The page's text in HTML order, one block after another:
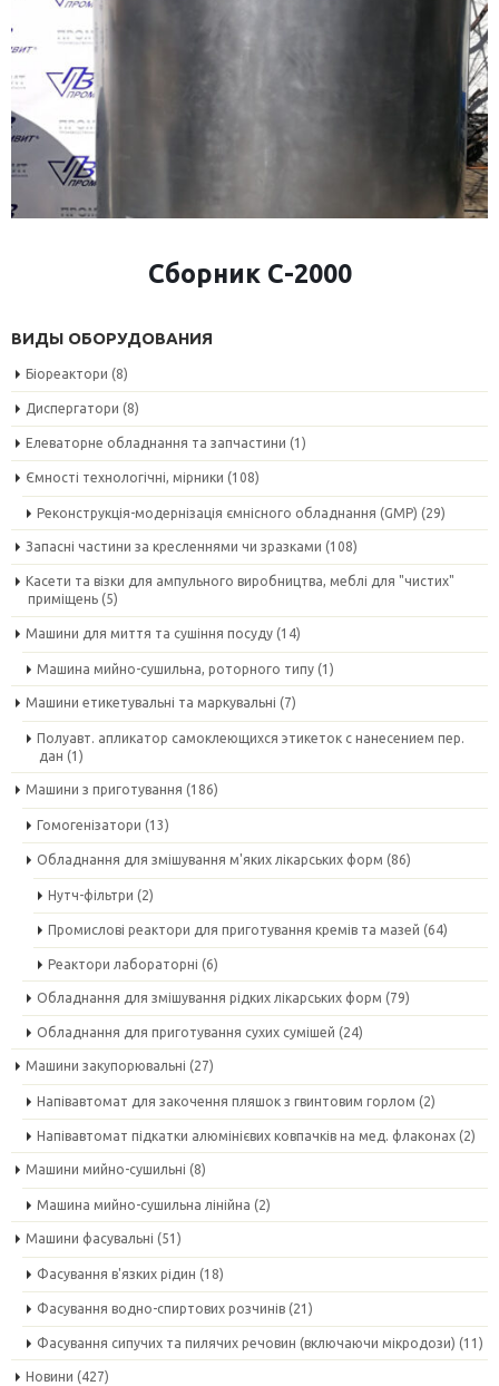
Сборник С-2000
ВИДЫ ОБОРУДОВАНИЯ
Біореактори (8)
Диспергатори (8)
Елеваторне обладнання та запчастини (1)
Ємності технологічні, мірники (108)
Реконструкція-модернізація ємнісного обладнання (GMP) (29)
Запасні частини за кресленнями чи зразками (108)
Касети та візки для ампульного виробництва, меблі для "чистих"
приміщень (5)
Машини для миття та сушіння посуду (14)
Машина мийно-сушильна, роторного типу (1)
Машини етикетувальні та маркувальні (7)
Полуавт. апликатор самоклеющихся этикеток с нанесением пер.
дан (1)
Машини з приготування (186)
Гомогенізатори (13)
Обладнання для змішування м'яких лікарських форм (86)
Нутч-фільтри (2)
Промислові реактори для приготування кремів та мазей (64)
Реактори лабораторні (6)
Обладнання для змішування рідких лікарських форм (79)
Обладнання для приготування сухих сумішей (24)
Машини закупорювальні (27)
Напівавтомат для закочення пляшок з гвинтовим горлом (2)
Напівавтомат підкатки алюмінієвих ковпачків на мед. флаконах (2)
Машини мийно-сушильні (8)
Машина мийно-сушильна лінійна (2)
Машини фасувальні (51)
Фасування в'язких рідин (18)
Фасування водно-спиртових розчинів (21)
Фасування сипучих та пилячих речовин (включаючи мікродози) (11)
Новини (427)